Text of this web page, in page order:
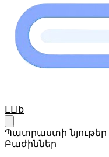
Your Company
ELib
Պատրաստի նյութեր
Բաժիններ